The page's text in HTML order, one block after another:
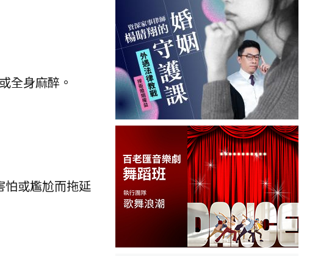
全身麻醉。
怕或尷尬而拖延